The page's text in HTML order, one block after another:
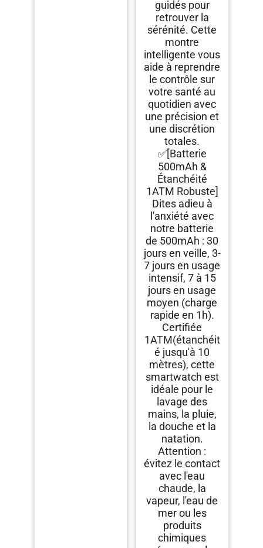
guidés pour
retrouver la
sérénité. Cette
montre
intelligente vous
aide à reprendre
le contrôle sur
votre santé au
quotidien avec
une précision et
une discrétion
totales.
✅[Batterie
500mAh &
Étanchéité
1ATM Robuste]
Dites adieu à
l'anxiété avec
notre batterie
de 500mAh : 30
jours en veille, 3-
7 jours en usage
intensif, 7 à 15
jours en usage
moyen (charge
rapide en 1h).
Certifiée
1ATM(étanchéit
é jusqu'à 10
mètres), cette
smartwatch est
idéale pour le
lavage des
mains, la pluie,
la douche et la
natation.
Attention :
évitez le contact
avec l'eau
chaude, la
vapeur, l'eau de
mer ou les
produits
chimiques